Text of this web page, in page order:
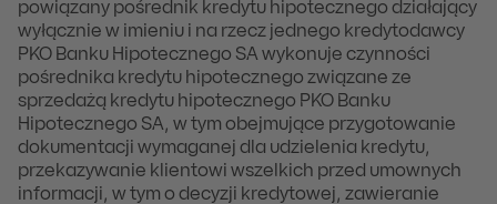
powiązany pośrednik kredytu hipotecznego działający
wyłącznie w imieniu i na rzecz jednego kredytodawcy
PKO Banku Hipotecznego SA wykonuje czynności
pośrednika kredytu hipotecznego związane ze
sprzedażą kredytu hipotecznego PKO Banku
Hipotecznego SA, w tym obejmujące przygotowanie
dokumentacji wymaganej dla udzielenia kredytu,
przekazywanie klientowi wszelkich przed umownych
informacji, w tym o decyzji kredytowej, zawieranie